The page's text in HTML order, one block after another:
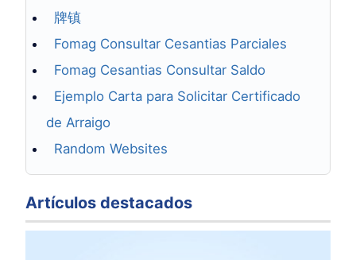
牌镇
Fomag Consultar Cesantias Parciales
Fomag Cesantias Consultar Saldo
Ejemplo Carta para Solicitar Certificado
de Arraigo
Random Websites
Artículos destacados